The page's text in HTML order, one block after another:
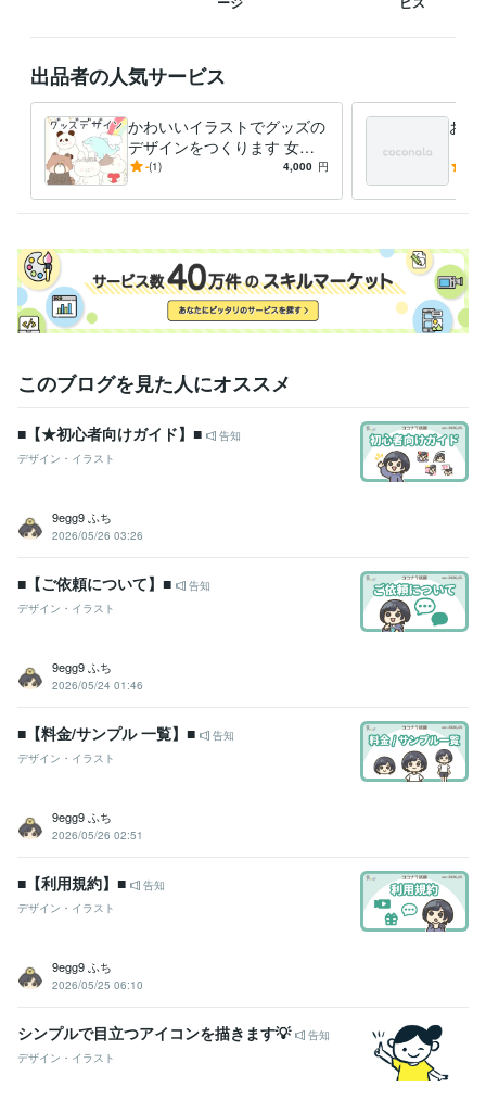
出品者の人気サービス
かわいいイラストでグッズの
デザインをつくります 女性
向け♡ほんわか・かわいいイ
す＊
-(1) 4,000 円
お客
アイ
このブログを見た人にオススメ
■【★初心者向けガイド】■
告知
デザイン・イラスト
9egg9 ふち
2026/05/26 03:26
■【ご依頼について】■
告知
デザイン・イラスト
9egg9 ふち
2026/05/24 01:46
■【料金/サンプル 一覧】■
告知
デザイン・イラスト
9egg9 ふち
2026/05/26 02:51
■【利用規約】■
告知
デザイン・イラスト
9egg9 ふち
2026/05/25 06:10
シンプルで目立つアイコンを描きます💡
告知
デザイン・イラスト